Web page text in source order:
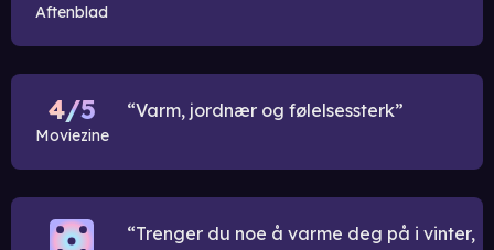
Aftenblad
4/5
Moviezine
Varm, jordnær og følelsessterk
Trenger du noe å varme deg på i vinter,